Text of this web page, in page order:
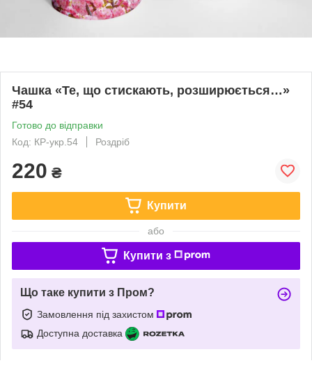
Чашка «Те, що стискають, розширюється…»
#54
Готово до відправки
Код: КР-укр.54
Роздріб
220 ₴
Купити
або
Купити з
Що таке купити з Пром?
Замовлення під захистом
Доступна доставка